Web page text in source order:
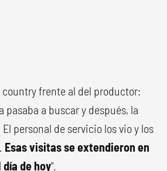
country frente al del productor:
pasaba a buscar y después, la
personal de servicio los vio y los
Esas visitas se extendieron en
de hoy".